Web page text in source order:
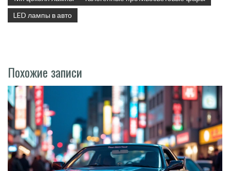
LED лампы в авто
Похожие записи